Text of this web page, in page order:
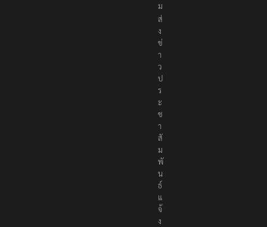
ม
ส่
ง
ข่
า
ว
ป
ร
ะ
ช
า
สั
ม
พั
น
ธ์
แ
จ้
ง